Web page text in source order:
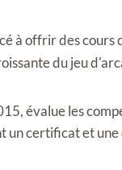
à offrir des
du jeu
évalue les
certificat et